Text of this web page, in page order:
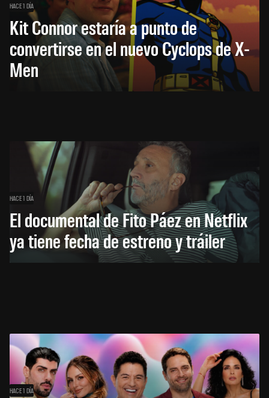
HACE 1 DÍA
Kit Connor estaría a punto de
convertirse en el nuevo Cyclops de X-
Men
HACE 1 DÍA
El documental de Fito Páez en Netflix
ya tiene fecha de estreno y tráiler
HACE 1 DÍA